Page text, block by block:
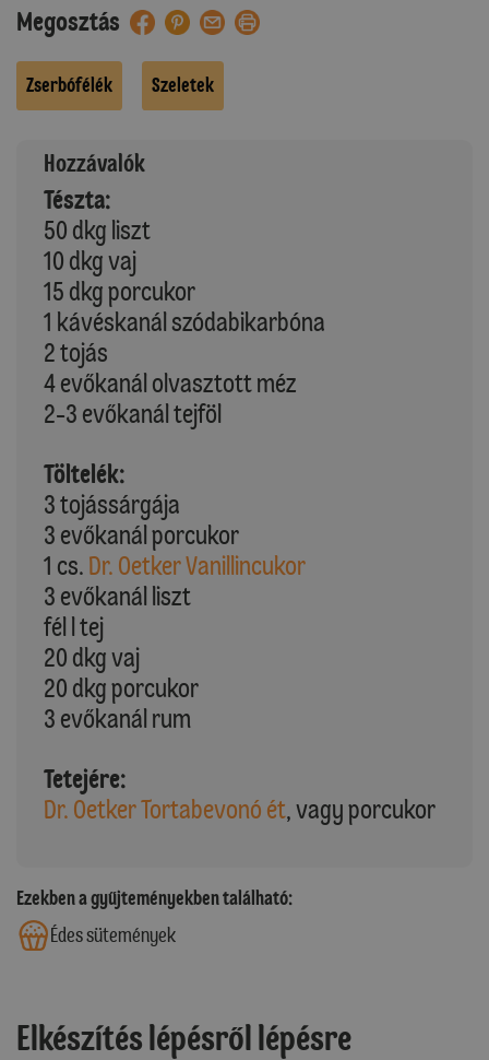
Megosztás
Zserbófélék Szeletek
Hozzávalók
Tészta:
50 dkg liszt
10 dkg vaj
15 dkg porcukor
1 kávéskanál szódabikarbóna
2 tojás
4 evőkanál olvasztott méz
2-3 evőkanál tejföl
Töltelék:
3 tojássárgája
3 evőkanál porcukor
1 cs. Dr. Oetker Vanillincukor
3 evőkanál liszt
fél l tej
20 dkg vaj
20 dkg porcukor
3 evőkanál rum
Tetejére:
Dr. Oetker Tortabevonó ét, vagy porcukor
Ezekben a gyűjteményekben található:
Édes sütemények
Elkészítés lépésről lépésre